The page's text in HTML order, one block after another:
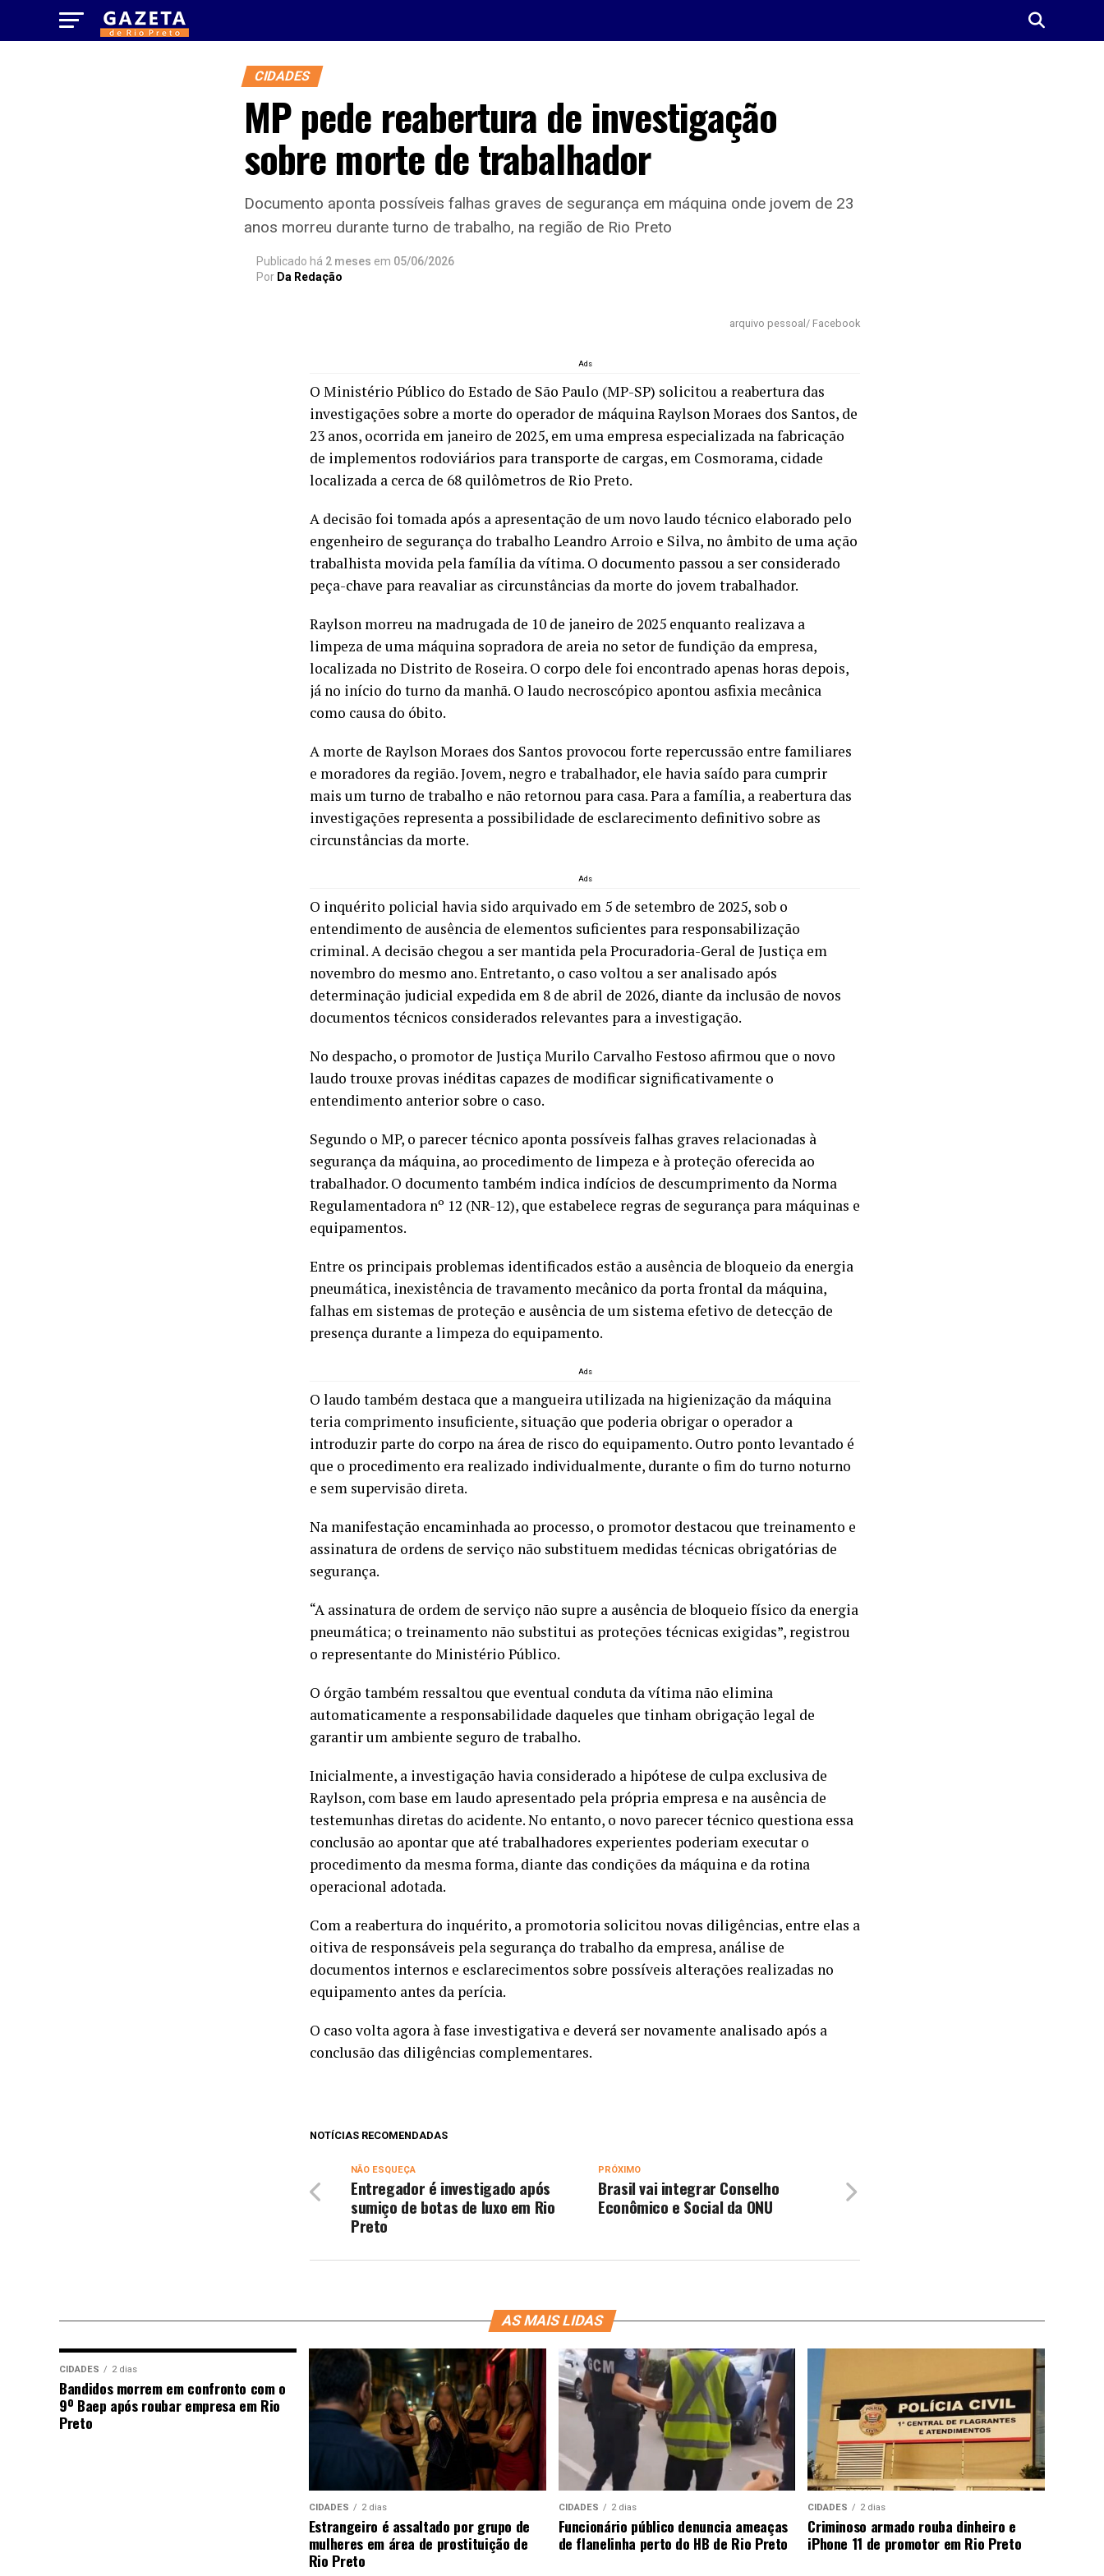
CIDADES
MP pede reabertura de investigação
sobre morte de trabalhador
Documento aponta possíveis falhas graves de segurança em máquina onde jovem de 23
anos morreu durante turno de trabalho, na região de Rio Preto
Publicado há 2 meses em 05/06/2026
Por Da Redação
arquivo pessoal/ Facebook
Ads
O Ministério Público do Estado de São Paulo (MP-SP) solicitou a reabertura das
investigações sobre a morte do operador de máquina Raylson Moraes dos Santos, de
23 anos, ocorrida em janeiro de 2025, em uma empresa especializada na fabricação
de implementos rodoviários para transporte de cargas, em Cosmorama, cidade
localizada a cerca de 68 quilômetros de Rio Preto.
A decisão foi tomada após a apresentação de um novo laudo técnico elaborado pelo
engenheiro de segurança do trabalho Leandro Arroio e Silva, no âmbito de uma ação
trabalhista movida pela família da vítima. O documento passou a ser considerado
peça-chave para reavaliar as circunstâncias da morte do jovem trabalhador.
Raylson morreu na madrugada de 10 de janeiro de 2025 enquanto realizava a
limpeza de uma máquina sopradora de areia no setor de fundição da empresa,
localizada no Distrito de Roseira. O corpo dele foi encontrado apenas horas depois,
já no início do turno da manhã. O laudo necroscópico apontou asfixia mecânica
como causa do óbito.
A morte de Raylson Moraes dos Santos provocou forte repercussão entre familiares
e moradores da região. Jovem, negro e trabalhador, ele havia saído para cumprir
mais um turno de trabalho e não retornou para casa. Para a família, a reabertura das
investigações representa a possibilidade de esclarecimento definitivo sobre as
circunstâncias da morte.
Ads
O inquérito policial havia sido arquivado em 5 de setembro de 2025, sob o
entendimento de ausência de elementos suficientes para responsabilização
criminal. A decisão chegou a ser mantida pela Procuradoria-Geral de Justiça em
novembro do mesmo ano. Entretanto, o caso voltou a ser analisado após
determinação judicial expedida em 8 de abril de 2026, diante da inclusão de novos
documentos técnicos considerados relevantes para a investigação.
No despacho, o promotor de Justiça Murilo Carvalho Festoso afirmou que o novo
laudo trouxe provas inéditas capazes de modificar significativamente o
entendimento anterior sobre o caso.
Segundo o MP, o parecer técnico aponta possíveis falhas graves relacionadas à
segurança da máquina, ao procedimento de limpeza e à proteção oferecida ao
trabalhador. O documento também indica indícios de descumprimento da Norma
Regulamentadora nº 12 (NR-12), que estabelece regras de segurança para máquinas e
equipamentos.
Entre os principais problemas identificados estão a ausência de bloqueio da energia
pneumática, inexistência de travamento mecânico da porta frontal da máquina,
falhas em sistemas de proteção e ausência de um sistema efetivo de detecção de
presença durante a limpeza do equipamento.
Ads
O laudo também destaca que a mangueira utilizada na higienização da máquina
teria comprimento insuficiente, situação que poderia obrigar o operador a
introduzir parte do corpo na área de risco do equipamento. Outro ponto levantado é
que o procedimento era realizado individualmente, durante o fim do turno noturno
e sem supervisão direta.
Na manifestação encaminhada ao processo, o promotor destacou que treinamento e
assinatura de ordens de serviço não substituem medidas técnicas obrigatórias de
segurança.
“A assinatura de ordem de serviço não supre a ausência de bloqueio físico da energia
pneumática; o treinamento não substitui as proteções técnicas exigidas”, registrou
o representante do Ministério Público.
O órgão também ressaltou que eventual conduta da vítima não elimina
automaticamente a responsabilidade daqueles que tinham obrigação legal de
garantir um ambiente seguro de trabalho.
Inicialmente, a investigação havia considerado a hipótese de culpa exclusiva de
Raylson, com base em laudo apresentado pela própria empresa e na ausência de
testemunhas diretas do acidente. No entanto, o novo parecer técnico questiona essa
conclusão ao apontar que até trabalhadores experientes poderiam executar o
procedimento da mesma forma, diante das condições da máquina e da rotina
operacional adotada.
Com a reabertura do inquérito, a promotoria solicitou novas diligências, entre elas a
oitiva de responsáveis pela segurança do trabalho da empresa, análise de
documentos internos e esclarecimentos sobre possíveis alterações realizadas no
equipamento antes da perícia.
O caso volta agora à fase investigativa e deverá ser novamente analisado após a
conclusão das diligências complementares.
NOTÍCIAS RECOMENDADAS
PRÓXIMO
Brasil vai integrar Conselho
Econômico e Social da ONU
NÃO ESQUEÇA
Entregador é investigado após
sumiço de botas de luxo em Rio
Preto
AS MAIS LIDAS
CIDADES 2 dias
Bandidos morrem em confronto com o
9º Baep após roubar empresa em Rio
Preto
CIDADES 2 dias
Estrangeiro é assaltado por grupo de
mulheres em área de prostituição de
Rio Preto
CIDADES 2 dias
Funcionário público denuncia ameaças
de flanelinha perto do HB de Rio Preto
CIDADES 2 dias
Criminoso armado rouba dinheiro e
iPhone 11 de promotor em Rio Preto